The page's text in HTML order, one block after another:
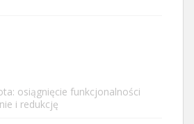
osiągnięcie funkcjonalności
i redukcję